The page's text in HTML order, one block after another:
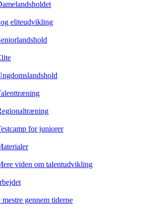
eliteudvikling
for juniorer
viden om talentudvikling
mestre gennem tiderne